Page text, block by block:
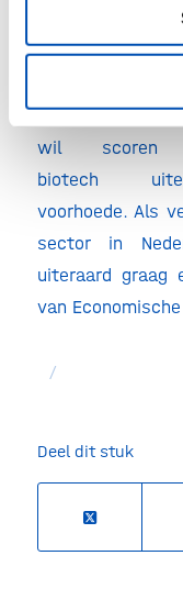
ons verdien-
er vanaf 12
tafel om door
van concrete
wil
biotech
voorhoede. Als
sector in
uiteraard graag
van
/
Deel dit stuk